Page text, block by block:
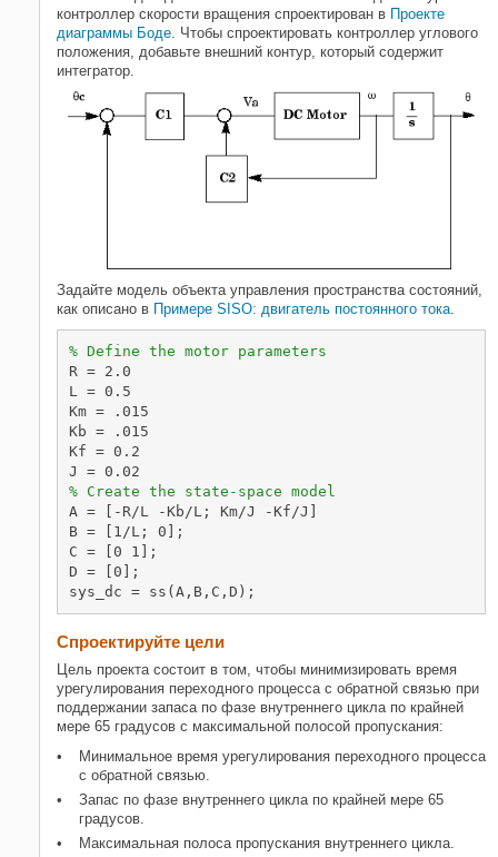
Похожие темы
контроллер скорости вращения спроектирован в Проекте
диаграммы Боде. Чтобы спроектировать контроллер углового
положения, добавьте внешний контур, который содержит
интегратор.
Задайте модель объекта управления пространства состояний,
как описано в Примере SISO: двигатель постоянного тока.
% Define the motor parameters
R = 2.0
L = 0.5
Km = .015
Kb = .015
Kf = 0.2
% Create the state-space model
A = [-R/L -Kb/L; Km/J -Kf/J]
B = [1/L; 0];
C = [0 1];
D = [0];
sys_dc = ss(A,B,C,D);
Спроектируйте цели
Цель проекта состоит в том, чтобы минимизировать время
урегулирования переходного процесса с обратной связью при
поддержании запаса по фазе внутреннего цикла по крайней
мере 65 градусов с максимальной полосой пропускания:
Минимальное время урегулирования переходного процесса
с обратной связью.
Запас по фазе внутреннего цикла по крайней мере 65
градусов.
Максимальная полоса пропускания внутреннего цикла.